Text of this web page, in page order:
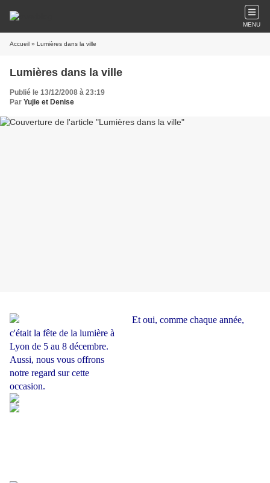
MENU
Accueil » Lumières dans la ville
Lumières dans la ville
Publié le 13/12/2008 à 23:19
Par Yujie et Denise
Et oui, comme chaque année,
c'était la fête de la lumière à
Lyon de 5 au 8 décembre.
Aussi, nous vous offrons
notre regard sur cette
occasion.